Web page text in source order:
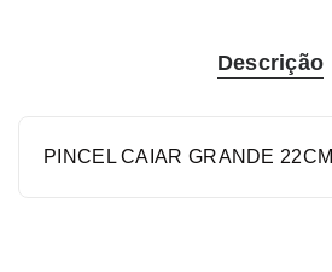
Descrição
PINCEL CAIAR GRANDE 22CM